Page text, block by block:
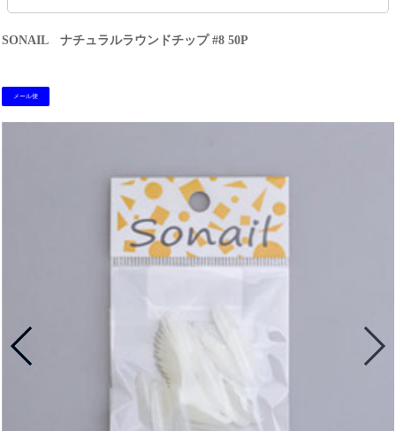
SONAIL ナチュラルラウンドチップ #8 50P
メール便